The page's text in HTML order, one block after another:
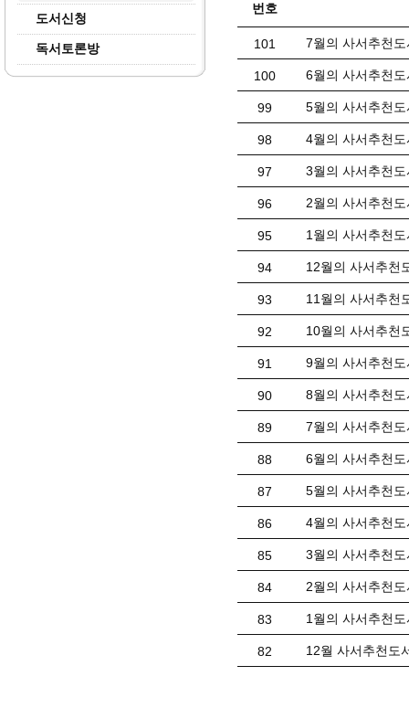
도서신청
독서토론방
번호
101 7월의 사서추천
100 6월의 사서추천
99 5월의 사서추천
98 4월의 사서추천
97 3월의 사서추천
96 2월의 사서추천
95 1월의 사서추천
94 12월의 사서추천
93 11월의 사서추천
92 10월의 사서추천
91 9월의 사서추천
90 8월의 사서추천
89 7월의 사서추천
88 6월의 사서추천
87 5월의 사서추천
86 4월의 사서추천
85 3월의 사서추천
84 2월의 사서추천
83 1월의 사서추천
82 12월 사서추천도